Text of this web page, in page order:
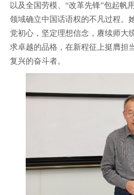
以及全国劳模、“改革先锋”包起帆
领域确立中国话语权的不凡过程。
党初心，坚定理想信念，赓续师大
求卓越的品格，在新程征上挺膺担
复兴的奋斗者。